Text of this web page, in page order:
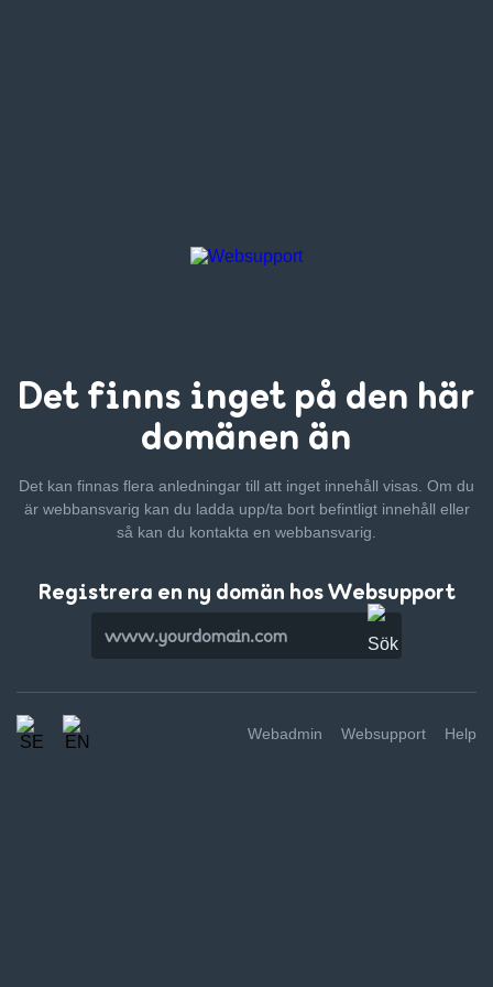
Det finns inget på den här
domänen än
Det kan finnas flera anledningar till att inget innehåll visas. Om du
är webbansvarig kan du ladda upp/ta bort befintligt innehåll eller
så kan du kontakta en webbansvarig.
Registrera en ny domän hos Websupport
Webadmin Websupport Help